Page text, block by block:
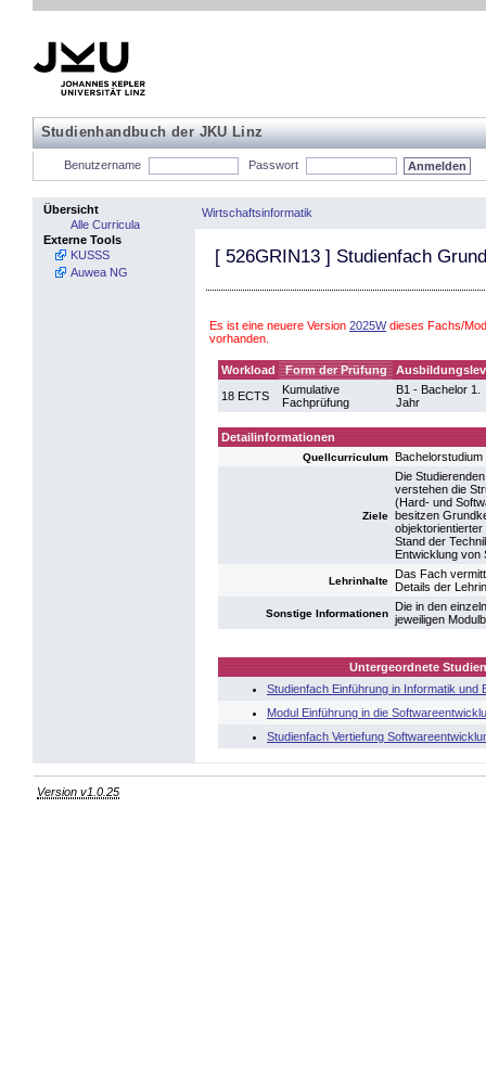
Studienhandbuch der JKU Linz
Benutzername Passwort
Übersicht
Alle Curricula
Externe Tools
KUSSS
Auwea NG
Wirtschaftsinformatik
[ 526GRIN13 ] Studienfach
Es ist eine neuere Version 2025Wdieses Fachs/
vorhanden.
Workload Form der Prüfung
18 ECTS
Kumulative
Fachprüfung
B1 - Bachelor 1.
Jahr
Detailinformationen
Quellcurriculum
Ziele
Die
verstehen die
(Hard- und
besitzen
Stand der
Entwicklung von
Lehrinhalte
Das Fach
Details der
Sonstige Informationen
Die in den
jeweiligen
Untergeordnete
Studienfach Einführung in Informatik und
Modul Einführung in die
Studienfach Vertiefung
Version v1.0.25